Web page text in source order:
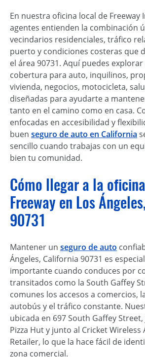
En nuestra oficina local de Freeway
agentes entienden la combinación
vecindarios residenciales, tráfico
puerto y condiciones costeras que
el área 90731. Aquí puedes
cobertura para auto, inquilinos,
vivienda, negocios, motocicleta,
diseñadas para ayudarte a
tanto en el camino como en casa.
enfocadas en accesibilidad y
buen seguro de auto en California
sencillo cuando trabajas con un
bien tu comunidad.
Cómo llegar a la
Freeway en Los
90731
Mantener un seguro de auto
Ángeles, California 90731 es
importante cuando conduces por
transitados como la South Gaffey
comunes los accesos a comercios,
autobús y el tráfico constante.
ubicada en 697 South Gaffey
Pizza Hut y junto al Cricket Wireless
Retailer, lo que la hace fácil de
zona comercial.